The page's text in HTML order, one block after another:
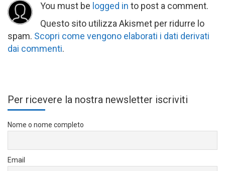
You must be logged in to post a comment.
Questo sito utilizza Akismet per ridurre lo
spam. Scopri come vengono elaborati i dati derivati
dai commenti.
Per ricevere la nostra newsletter iscriviti
Nome o nome completo
Email